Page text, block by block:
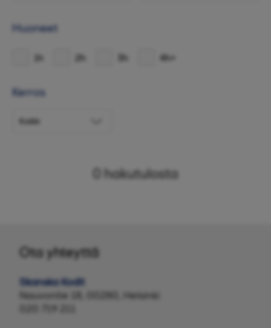
Huoneet
1h 2h 3h 4h+
Kerros
hakutulosta
Ota yhteyttä
Skanska Kodit
Nauvontie 18, 00280, Helsinki